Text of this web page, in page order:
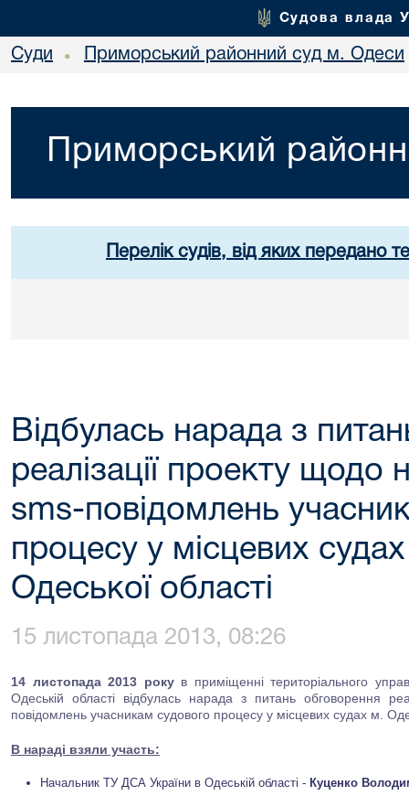
Судова влада
Суди • Приморський районний суд м. Одеси
Приморський
Перелік судів, від яких передано
Відбулась нарада з
реалізації проекту щодо
sms-повідомлень
процесу у місцевих
Одеської області
15 листопада 2013, 08:26
14 листопада 2013 рокув приміщенні територіального
Одеській області відбулась нарада з питань обговорення
повідомлень учасникам судового процесу у місцевих судах м.
В нараді взяли участь:
Начальник ТУ ДСА України в Одеській області - Куценко